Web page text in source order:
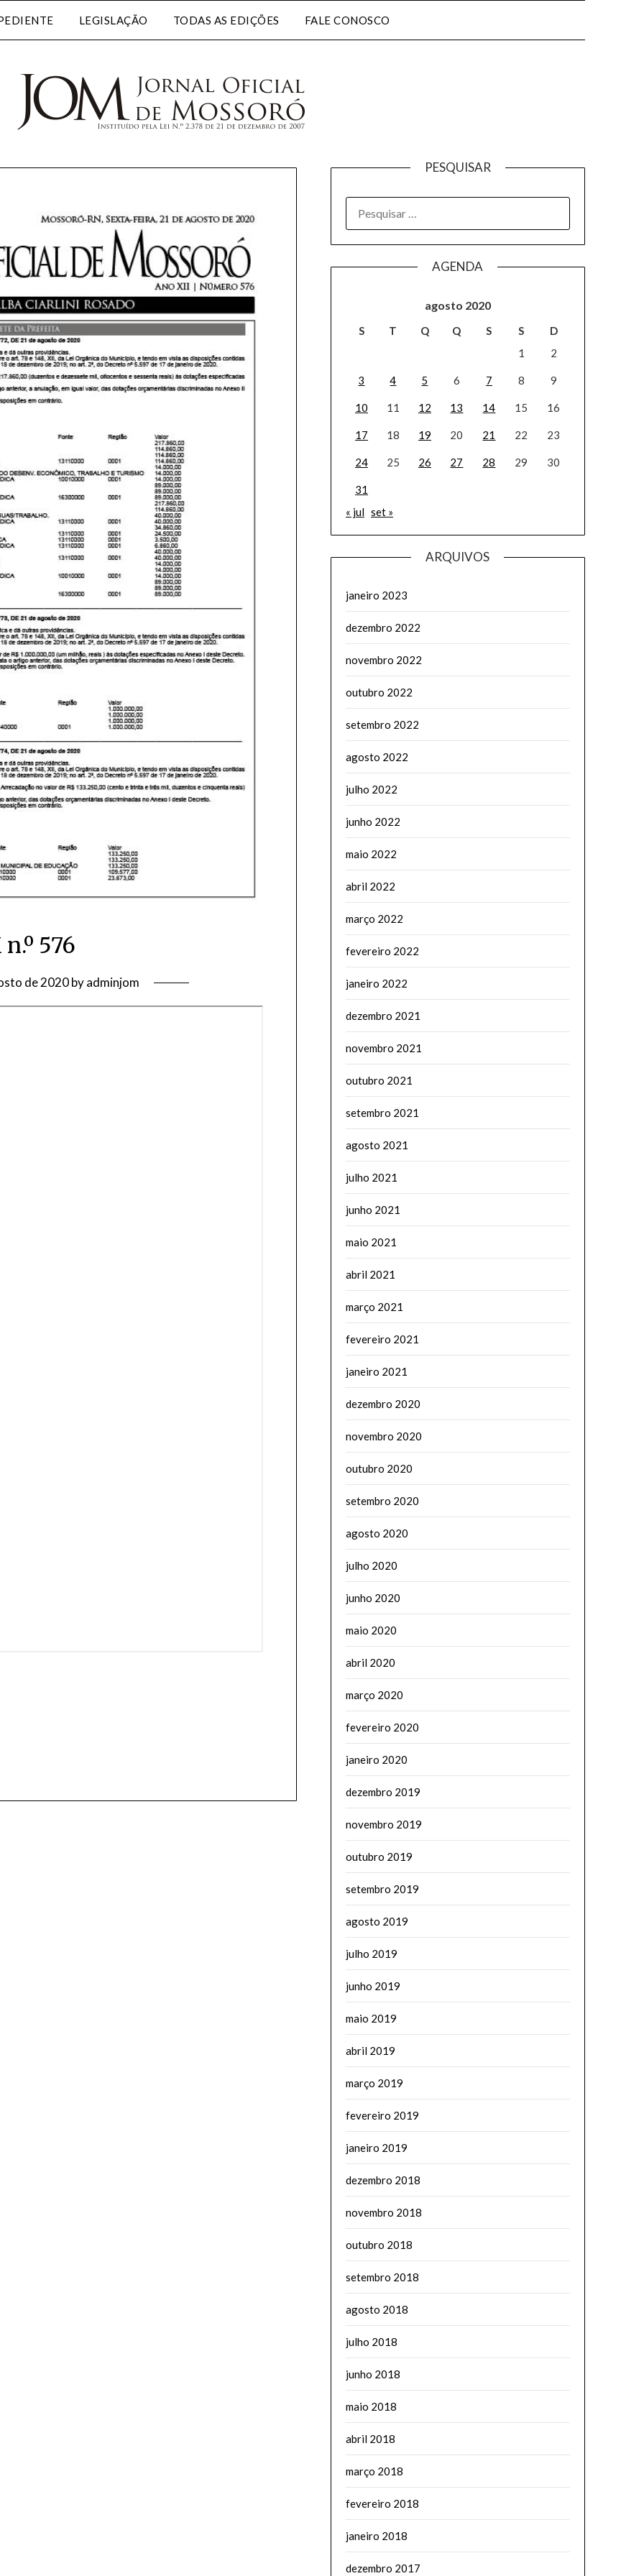
LEGISLAÇÃO TODAS AS EDIÇÕES FALE CONOSCO
n.º 576
de 2020byadminjom
PESQUISAR
AGENDA
agosto 2020
S T Q Q S S
D
1
2
3 4 5 6 7 8 9
10 11 12 13 14 15 16
17 18 19 20 21 22 23
24 25 26 27 28 29 30
31
« jul set »
ARQUIVOS
janeiro 2023
dezembro 2022
novembro 2022
outubro 2022
setembro 2022
agosto 2022
julho 2022
junho 2022
maio 2022
abril 2022
março 2022
fevereiro 2022
janeiro 2022
dezembro 2021
novembro 2021
outubro 2021
setembro 2021
agosto 2021
julho 2021
junho 2021
maio 2021
abril 2021
março 2021
fevereiro 2021
janeiro 2021
dezembro 2020
novembro 2020
outubro 2020
setembro 2020
agosto 2020
julho 2020
junho 2020
maio 2020
abril 2020
março 2020
fevereiro 2020
janeiro 2020
dezembro 2019
novembro 2019
outubro 2019
setembro 2019
agosto 2019
julho 2019
junho 2019
maio 2019
abril 2019
março 2019
fevereiro 2019
janeiro 2019
dezembro 2018
novembro 2018
outubro 2018
setembro 2018
agosto 2018
julho 2018
junho 2018
maio 2018
abril 2018
março 2018
fevereiro 2018
janeiro 2018
dezembro 2017